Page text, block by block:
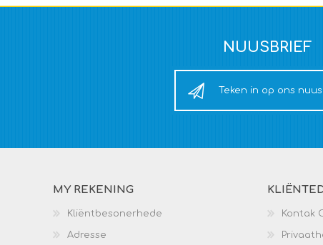
NUUSBRIEF
Teken in op ons
MY REKENING
Kliëntbesonerhede
Adresse
Kontak